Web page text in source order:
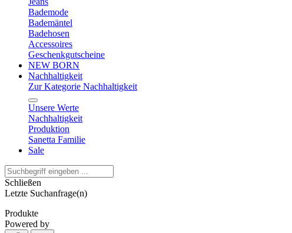
Bademode
Bademäntel
Badehosen
Accessoires
Geschenkgutscheine
NEW BORN
Nachhaltigkeit
Zur Kategorie Nachhaltigkeit
Unsere Werte
Nachhaltigkeit
Produktion
Sanetta Familie
Sale
Schließen
Letzte Suchanfrage(n)
Produkte
Powered by